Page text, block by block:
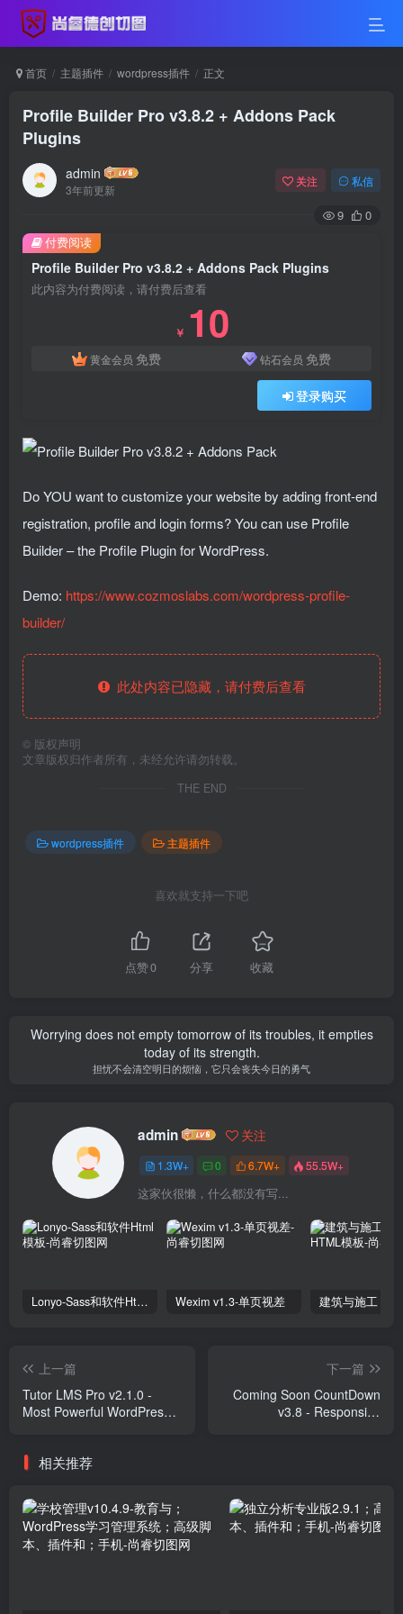
首页 主题插件 wordpress插件 正文
Profile Builder Pro v3.8.2 + Addons Pack
Plugins
admin
3年前更新
关注 私信
9 0
Profile Builder Pro v3.8.2 + Addons Pack Plugins
此内容为付费阅读，请付费后查看
￥ 10
黄金会员 免费 钻石会员 免费
登录购买
付费阅读
Do YOU want to customize your website by adding front-end
registration, profile and login forms? You can use Profile
Builder – the Profile Plugin for WordPress.
Demo: https://www.cozmoslabs.com/wordpress-profile-
builder/
此处内容已隐藏，请付费后查看
© 版权声明
文章版权归作者所有，未经允许请勿转载。
THE END
wordpress插件 主题插件
喜欢就支持一下吧
点赞0 分享 收藏
Worrying does not empty tomorrow of its troubles, it empties
today of its strength.
担忧不会清空明日的烦恼，它只会丧失今日的勇气
admin 关注
1.3W+ 0 6.7W+ 55.5W+
这家伙很懒，什么都没有写...
Lonyo-Sass和软件Html模板 Wexim v1.3-单页视差
上一篇
Tutor LMS Pro v2.1.0 -
Most Powerful WordPress
下一篇
Coming Soon CountDown
v3.8 - Responsive
相关推荐